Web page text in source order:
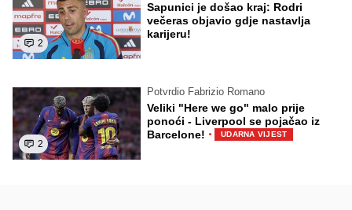
2
Sapunici je došao kraj: Rodri
večeras objavio gdje nastavlja
karijeru!
2
Potvrdio Fabrizio Romano
Veliki "Here we go" malo prije
ponoći - Liverpool se pojačao iz
Barcelone! · UDARNA VIJEST